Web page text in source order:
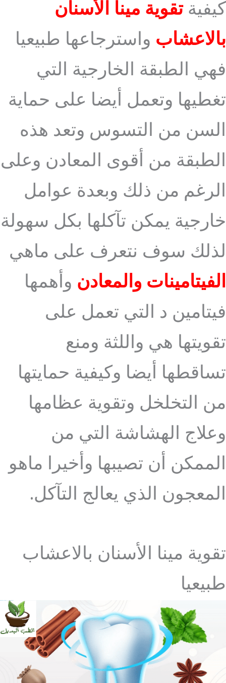
كيفيةتقوية مينا الأسنان
بالاعشاب واسترجاعها طبيعيا
فهي الطبقة الخارجية التي
تغطيها وتعمل أيضا على حماية
السن من التسوس وتعد هذه
الطبقة من أقوى المعادن وعلى
الرغم من ذلك وبعدة عوامل
خارجية يمكن تآكلها بكل سهولة
لذلك سوف نتعرف على ماهي
الفيتامينات والمعادن وأهمها
فيتامين د التي تعمل على
تقويتها هي واللثة ومنع
تساقطها أيضا وكيفية حمايتها
من التخلخل وتقوية عظامها
وعلاج الهشاشة التي من
الممكن أن تصيبها وأخيرا ماهو
المعجون الذي يعالج التآكل.
تقوية مينا الأسنان بالاعشاب
طبيعيا